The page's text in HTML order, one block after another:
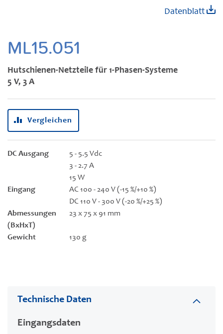
ML15.051
Hutschienen-Netzteile für 1-Phasen-Systeme
5 V, 3 A
Datenblatt
Vergleichen
DC Ausgang
5 - 5.5 Vdc
3 - 2.7 A
15 W
Eingang
AC 100 - 240 V (-15 %/+10 %)
DC 110 V - 300 V (-20 %/+25 %)
Abmessungen
(BxHxT)
23 x 75 x 91 mm
Gewicht 130 g
Bildgalerie
springen
Technische Daten
Eingangsdaten